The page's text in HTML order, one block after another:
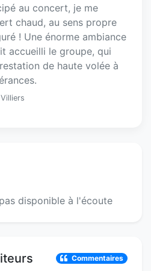
au concert, je me
chaud, au sens propre
! Une énorme ambiance
accueilli le groupe, qui
de haute volée à
disponible à l'écoute
Commentaires